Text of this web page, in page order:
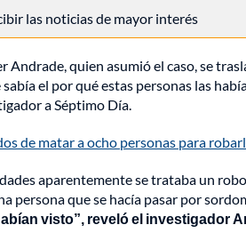
las noticias de mayor interés
quien asumió el caso, se
sabía el por qué estas personas las
a Séptimo Día.
de matar a ocho personas para
aparentemente se trataba un
persona que se hacía pasar por
visto”, reveló el investigador